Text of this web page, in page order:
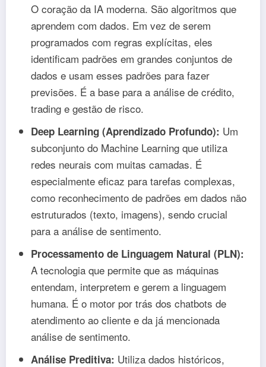
O coração da IA moderna. São algoritmos que
aprendem com dados. Em vez de serem
programados com regras explícitas, eles
identificam padrões em grandes conjuntos de
dados e usam esses padrões para fazer
previsões. É a base para a análise de crédito,
trading e gestão de risco.
Deep Learning (Aprendizado Profundo): Um
subconjunto do Machine Learning que utiliza
redes neurais com muitas camadas. É
especialmente eficaz para tarefas complexas,
como reconhecimento de padrões em dados não
estruturados (texto, imagens), sendo crucial
para a análise de sentimento.
Processamento de Linguagem Natural (PLN):
A tecnologia que permite que as máquinas
entendam, interpretem e gerem a linguagem
humana. É o motor por trás dos chatbots de
atendimento ao cliente e da já mencionada
análise de sentimento.
Análise Preditiva: Utiliza dados históricos,